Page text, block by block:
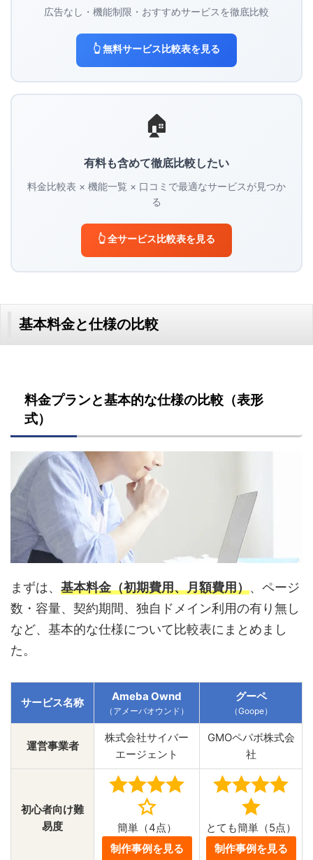
広告なし・機能制限・おすすめサービスを徹底比較
👆 無料サービス比較表を見る
🏠
有料も含めて徹底比較したい
料金比較表 × 機能一覧 × 口コミで最適なサービスが見つか
る
👆 全サービス比較表を見る
基本料金と仕様の比較
料金プランと基本的な仕様の比較（表形
式）
まずは、 基本料金（初期費用、月額費用）、ページ
数・容量、契約期間、独自ドメイン利用の有り無し
など、基本的な仕様について比較表にまとめまし
た。
サービス名称 Ameba Ownd
（アメーバオウンド）
グーペ
（Goope）
運営事業者
株式会社サイバー
エージェント
GMOペパボ株式会
社
初心者向け難
易度
簡単（4点）
制作事例を見る
とても簡単（5点）
制作事例を見る